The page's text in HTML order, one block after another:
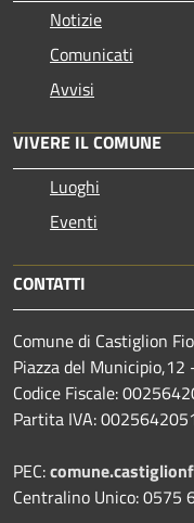
Notizie
Comunicati
Avvisi
VIVERE IL COMUNE
Luoghi
Eventi
CONTATTI
Comune di Castiglion
Piazza del
Codice Fiscale:
Partita IVA:
PEC:
Centralino Unico: 0575